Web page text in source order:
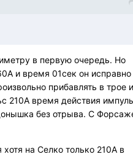
в первую очередь. Но
и время 01сек он исправно
прибавлять в трое и
210А время действия
без отрыва. С
на Селко только 210А в